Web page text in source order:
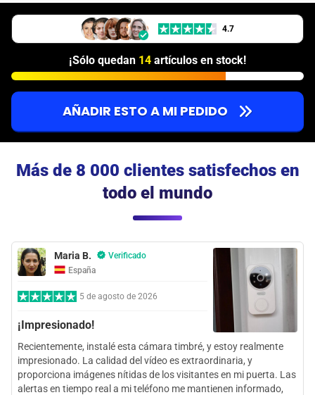
4.7
¡Sólo quedan 14 artículos en stock!
AÑADIR ESTO A MI PEDIDO
Más de 8 000 clientes satisfechos en
todo el mundo
Maria B.
Verificado
España
5 de agosto de 2026
¡Impresionado!
Recientemente, instalé esta cámara timbré, y estoy realmente
impresionado. La calidad del vídeo es extraordinaria, y
proporciona imágenes nítidas de los visitantes en mi puerta. Las
alertas en tiempo real a mi teléfono me mantienen informado,